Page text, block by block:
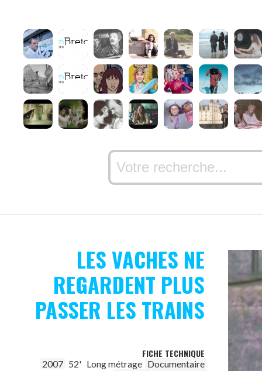
LES VACHES NE
REGARDENT PLUS
PASSER LES TRAINS
FICHE TECHNIQUE
2007 52' Long métrage Documentaire